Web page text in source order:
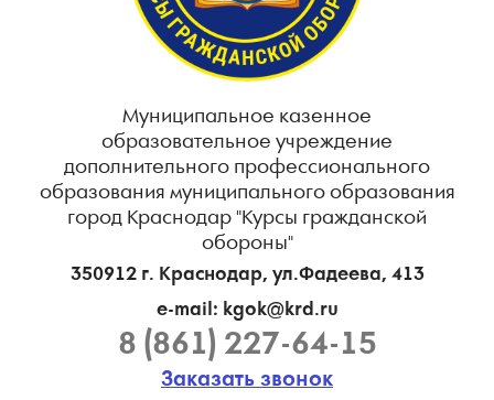
Муниципальное казенное
образовательное учреждение
дополнительного профессионального
образования муниципального образования
город Краснодар "Курсы гражданской
обороны"
350912 г. Краснодар, ул.Фадеева, 413
e-mail: kgok@krd.ru
8 (861) 227-64-15
Заказать звонок